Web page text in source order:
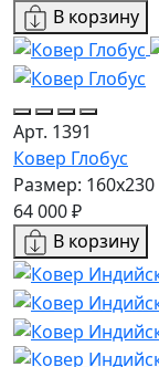
В корзину
Арт. 1391
Ковер Глобус
Размер: 160х230
64 000 ₽
В корзину